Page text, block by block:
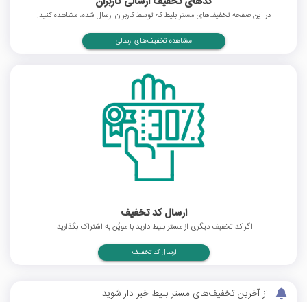
در این صفحه تخفیف‌های مستر بلیط که توسط کاربران ارسال شده، مشاهده کنید.
مشاهده تخفیف‌های ارسالی
ارسال کد تخفیف
اگر کد تخفیف دیگری از مستر بلیط دارید با موپُن به اشتراک بگذارید.
ارسال کد تخفیف
از آخرین تخفیف‌های مستر بلیط خبر دار شوید